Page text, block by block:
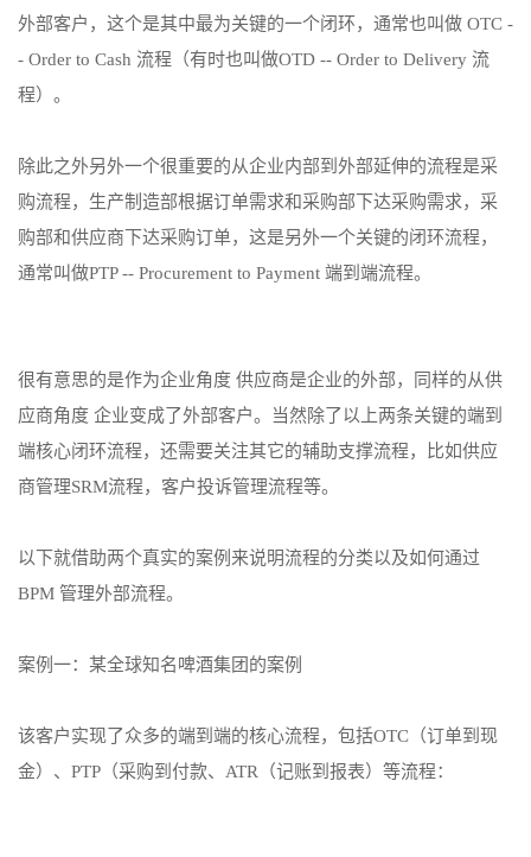
外部客户，这个是其中最为关键的一个闭环，通常也叫做 OTC -
- Order to Cash 流程（有时也叫做OTD -- Order to Delivery 流
程）。
除此之外另外一个很重要的从企业内部到外部延伸的流程是采
购流程，生产制造部根据订单需求和采购部下达采购需求，采
购部和供应商下达采购订单，这是另外一个关键的闭环流程，
通常叫做PTP -- Procurement to Payment 端到端流程。
很有意思的是作为企业角度 供应商是企业的外部，同样的从供
应商角度 企业变成了外部客户。当然除了以上两条关键的端到
端核心闭环流程，还需要关注其它的辅助支撑流程，比如供应
商管理SRM流程，客户投诉管理流程等。
以下就借助两个真实的案例来说明流程的分类以及如何通过
BPM 管理外部流程。
案例一：某全球知名啤酒集团的案例
该客户实现了众多的端到端的核心流程，包括OTC（订单到现
金）、PTP（采购到付款、ATR（记账到报表）等流程：